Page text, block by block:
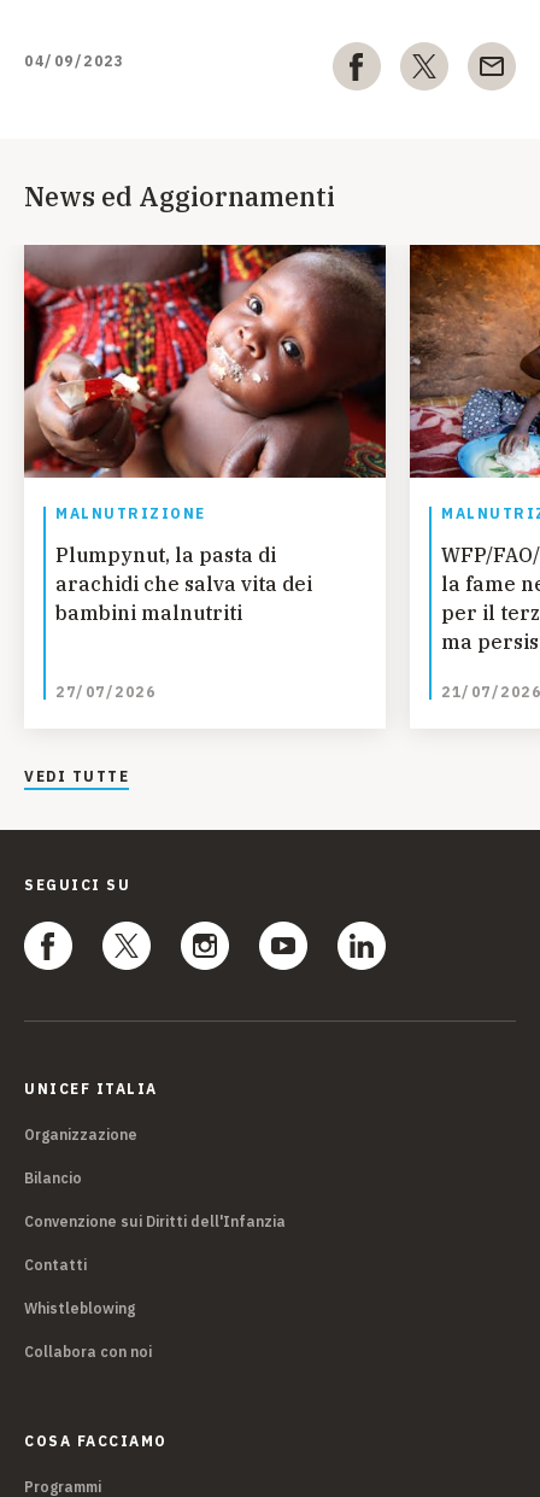
04/09/2023
News ed Aggiornamenti
MALNUTRIZIONE
Plumpynut, la pasta di
arachidi che salva vita dei
bambini malnutriti
27/07/2026
WFP/
la fame
per il
ma
ONU
21/07/2026
VEDI TUTTE
SEGUICI SU
UNICEF ITALIA
Organizzazione
Bilancio
Convenzione sui Diritti dell'Infanzia
Contatti
Whistleblowing
Collabora con noi
COSA FACCIAMO
Programmi